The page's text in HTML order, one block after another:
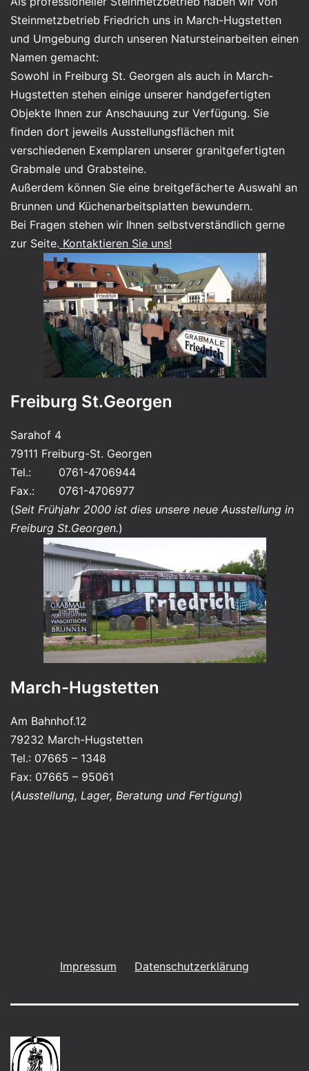
Steinmetzbetrieb Friedrich uns in March-Hugstetten
und Umgebung durch unseren Natursteinarbeiten einen
Namen gemacht:
Sowohl in Freiburg St. Georgen als auch in March-
Hugstetten stehen einige unserer handgefertigten
Objekte Ihnen zur Anschauung zur Verfügung. Sie
finden dort jeweils Ausstellungsflächen mit
verschiedenen Exemplaren unserer granitgefertigten
Grabmale und Grabsteine.
Außerdem können Sie eine breitgefächerte Auswahl an
Brunnen und Küchenarbeitsplatten bewundern.
Bei Fragen stehen wir Ihnen selbstverständlich gerne
zur Seite. Kontaktieren Sie uns!
Freiburg St.Georgen
Sarahof 4
79111 Freiburg-St. Georgen
Tel.: 0761-4706944
Fax.: 0761-4706977
(Seit Frühjahr 2000 ist dies unsere neue Ausstellung in
Freiburg St.Georgen.)
March-Hugstetten
Am Bahnhof.12
79232 March-Hugstetten
Tel.: 07665 – 1348
Fax: 07665 – 95061
(Ausstellung, Lager, Beratung und Fertigung)
Impressum Datenschutzerklärung